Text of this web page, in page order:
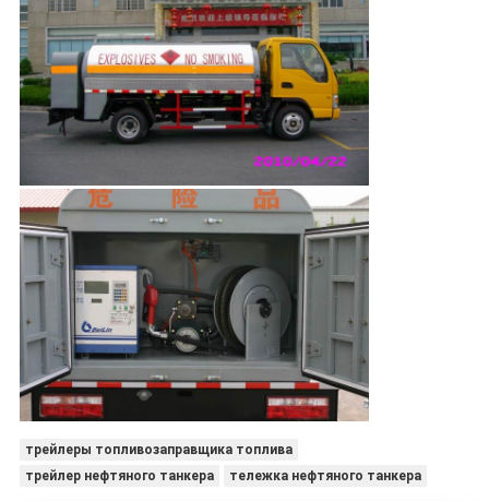
трейлеры топливозаправщика топлива
трейлер нефтяного танкера
тележка нефтяного танкера